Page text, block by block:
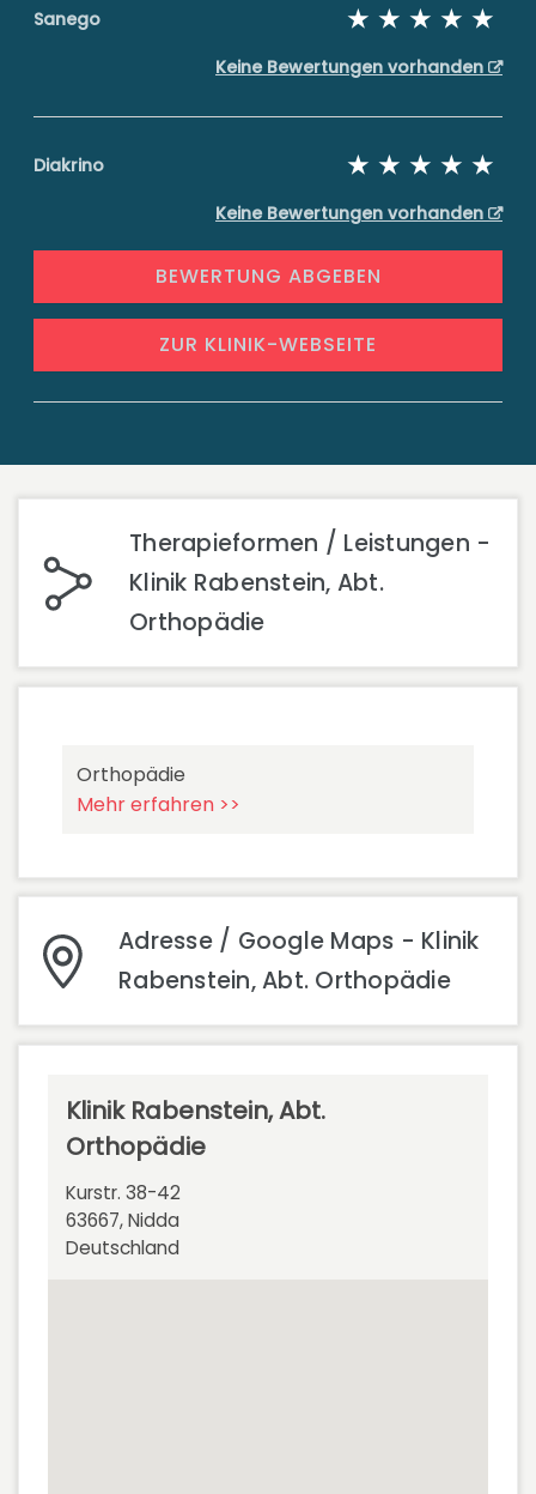
Sanego
Keine Bewertungen vorhanden
Diakrino
Keine Bewertungen vorhanden
BEWERTUNG ABGEBEN
ZUR KLINIK-WEBSEITE
Therapieformen / Leistungen -
Klinik Rabenstein, Abt.
Orthopädie
Orthopädie
Mehr erfahren >>
Adresse / Google Maps - Klinik
Rabenstein, Abt. Orthopädie
Klinik Rabenstein, Abt.
Orthopädie
Kurstr. 38-42
63667, Nidda
Deutschland